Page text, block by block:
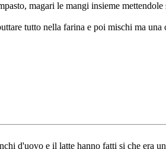
magari le mangi insieme
tutto nella farina e poi mischi ma una
d'uovo e il latte hanno fatti si che era